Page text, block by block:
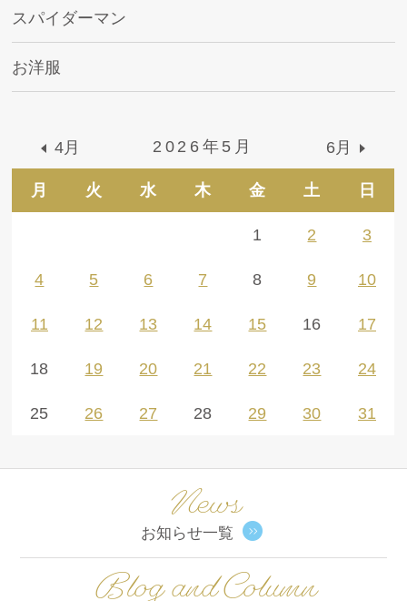
スパイダーマン
お洋服
2026年5月
月 火 水 木 金 土 日
4月 6月
1 2 3
4 5 6 7 8 9 10
11 12 13 14 15 16 17
18 19 20 21 22 23 24
25 26 27 28 29 30 31
News
お知らせ一覧
Blog and Column